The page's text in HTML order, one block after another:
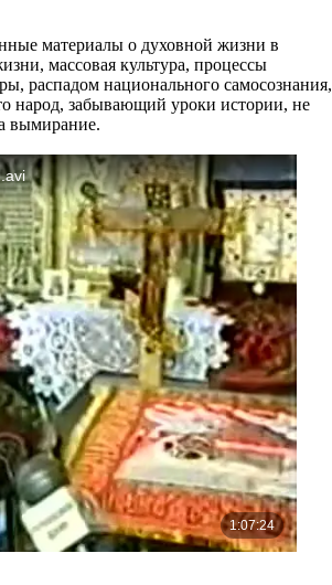
материалы о духовной жизни в
массовая культура, процессы
распадом национального самосознания,
народ, забывающий уроки истории, не
вымирание.